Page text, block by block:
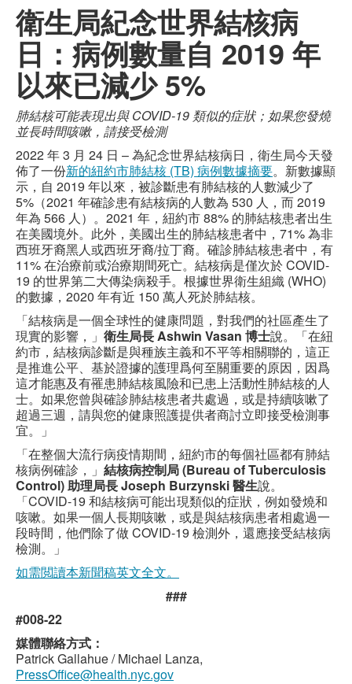
衛生局紀念世界結核病
日：病例數量自 2019 年
以來已減少 5%
肺結核可能表現出與 COVID-19 類似的症狀；如果您發燒
並長時間咳嗽，請接受檢測
2022 年 3 月 24 日 – 為紀念世界結核病日，衛生局今天發
佈了一份新的紐約市肺結核 (TB) 病例數據摘要。新數據顯
示，自 2019 年以來，被診斷患有肺結核的人數減少了
5%（2021 年確診患有結核病的人數為 530 人，而 2019
年為 566 人）。2021 年，紐約市 88% 的肺結核患者出生
在美國境外。此外，美國出生的肺結核患者中，71% 為非
西班牙裔黑人或西班牙裔/拉丁裔。確診肺結核患者中，有
11% 在治療前或治療期間死亡。結核病是僅次於 COVID-
19 的世界第二大傳染病殺手。根據世界衛生組織 (WHO)
的數據，2020 年有近 150 萬人死於肺結核。
「結核病是一個全球性的健康問題，對我們的社區產生了
現實的影響，」 衛生局長 Ashwin Vasan 博士說。「在紐
約市，結核病診斷是與種族主義和不平等相關聯的，這正
是推進公平、基於證據的護理爲何至關重要的原因，因爲
這才能惠及有罹患肺結核風險和已患上活動性肺結核的人
士。如果您曾與確診肺結核患者共處過，或是持續咳嗽了
超過三週，請與您的健康照護提供者商討立即接受檢測事
宜。」
「在整個大流行病疫情期間，紐約市的每個社區都有肺結
核病例確診，」 結核病控制局 (Bureau of Tuberculosis
Control) 助理局長 Joseph Burzynski 醫生說。
「COVID-19 和結核病可能出現類似的症狀，例如發燒和
咳嗽。如果一個人長期咳嗽，或是與結核病患者相處過一
段時間，他們除了做 COVID-19 檢測外，還應接受結核病
檢測。」
如需閲讀本新聞稿英文全文。
###
#008-22
媒體聯絡方式：
Patrick Gallahue / Michael Lanza,
PressOffice@health.nyc.gov